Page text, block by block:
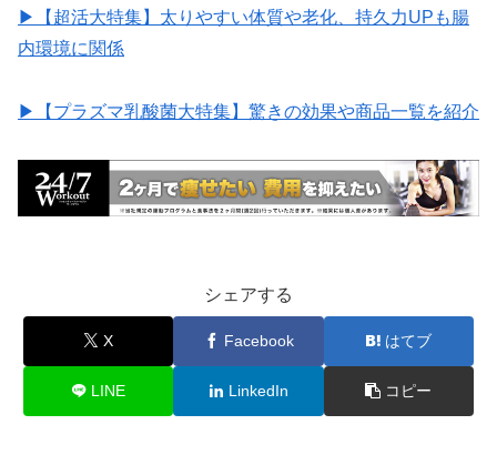
▶︎【超活大特集】太りやすい体質や老化、持久力UPも腸
内環境に関係
▶︎【プラズマ乳酸菌大特集】驚きの効果や商品一覧を紹介
シェアする
X Facebook はてブ
LINE LinkedIn コピー